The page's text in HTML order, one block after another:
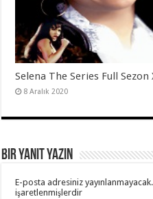
Selena The Series Full Sezon
8 Aralık 2020
Bir yanıt yazın
E-posta adresiniz yayınlanmayacak.
işaretlenmişlerdir